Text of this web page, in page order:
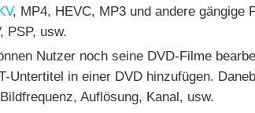
, MP4, HEVC, MP3 und andere gängige
PSP, usw.
Nutzer noch seine DVD-Filme
Untertitel in einer DVD hinzufügen.
Auflösung, Kanal, usw.